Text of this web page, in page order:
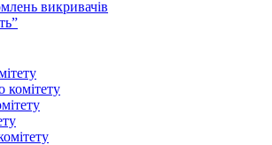
викривачів
комітету